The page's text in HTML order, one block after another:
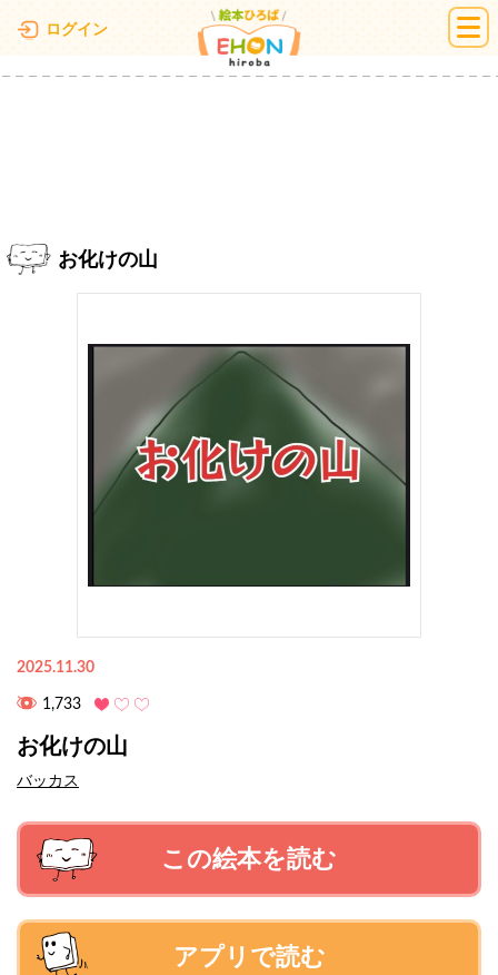
ログイン 絵本ひろば
お化けの山
2025.11.30
1,733
お化けの山
バッカス
この絵本を読む
アプリで読む